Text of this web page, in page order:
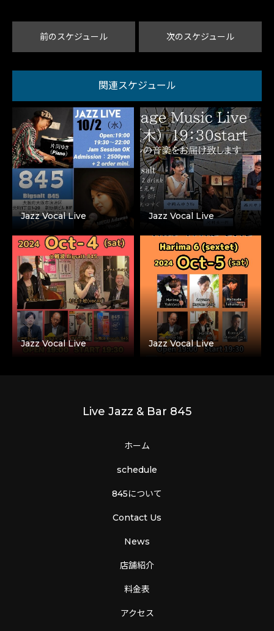
前のスケジュール 次のスケジュール
関連スケジュール
Jazz Vocal Live Jazz Vocal Live
Jazz Vocal Live Jazz Vocal Live
Live Jazz & Bar 845
ホーム
schedule
845について
Contact Us
News
店舗紹介
料金表
アクセス